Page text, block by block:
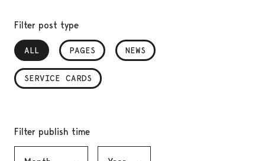
Filter post type
ALL
, SELECTEDPAGES NEWS
SERVICE CARDS
Filter publish time